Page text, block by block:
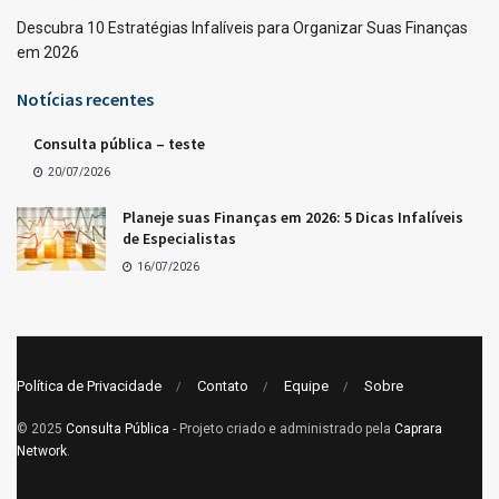
Descubra 10 Estratégias Infalíveis para Organizar Suas Finanças
em 2026
Notícias recentes
Consulta pública – teste
20/07/2026
Planeje suas Finanças em 2026: 5 Dicas Infalíveis
de Especialistas
16/07/2026
Política de Privacidade Contato Equipe Sobre
© 2025 Consulta Pública - Projeto criado e administrado pela Caprara
Network.